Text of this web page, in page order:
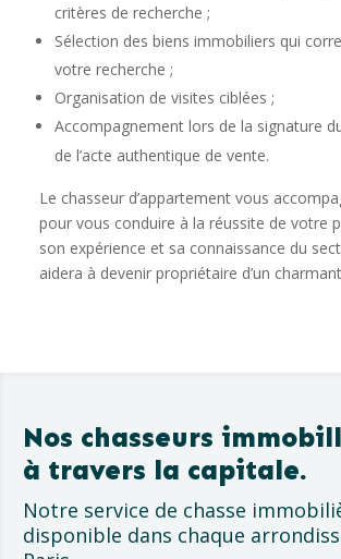
critères de recherche ;
Sélection des biens immobiliers qui
votre recherche ;
Organisation de visites ciblées ;
Accompagnement lors de la signature
de l’acte authentique de vente.
Le chasseur d’appartement vous
pour vous conduire à la réussite de votre
son expérience et sa connaissance du
aidera à devenir propriétaire d’un
Nos chasseurs
à travers la capitale.
Notre service de chasse
disponible dans chaque